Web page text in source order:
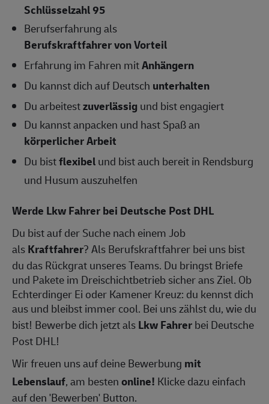
Schlüsselzahl 95
Berufserfahrung als
Berufskraftfahrer von Vorteil
Erfahrung im Fahren mitAnhängern
Du kannst dich auf Deutsch unterhalten
Du arbeitestzuverlässigund bist engagiert
Du kannst anpacken und hast Spaß an
körperlicher Arbeit
Du bistflexibelund bist auch bereit in Rendsburg
und Husum auszuhelfen
Werde Lkw Fahrer bei Deutsche Post DHL
Du bist auf der Suche nach einem Job
alsKraftfahrer? Als Berufskraftfahrer bei uns bist
du das Rückgrat unseres Teams. Du bringst Briefe
und Pakete im Dreischichtbetrieb sicher ans Ziel. Ob
Echterdinger Ei oder Kamener Kreuz: du kennst dich
aus und bleibst immer cool. Bei uns zählst du, wie du
bist! Bewerbe dich jetzt alsLkw Fahrerbei Deutsche
Post DHL!
Wir freuen uns auf deine Bewerbung mit
Lebenslauf, am bestenonline! Klicke dazu einfach
auf den 'Bewerben' Button.